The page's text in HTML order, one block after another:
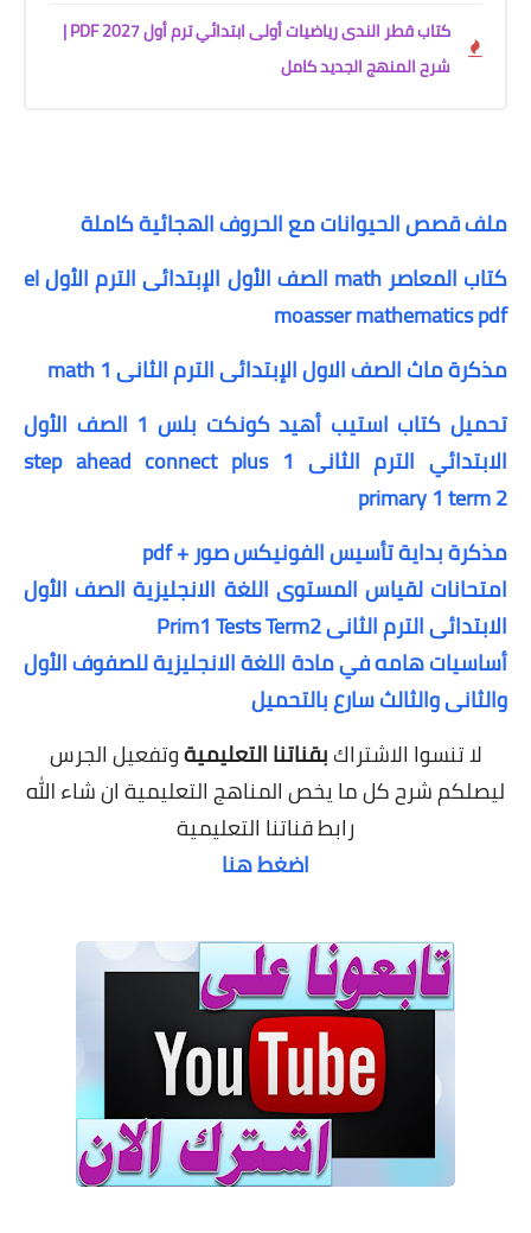
كتاب قطر الندى رياضيات أولى ابتدائي ترم أول 2027 PDF |
شرح المنهج الجديد كامل
ملف قصص الحيوانات مع الحروف الهجائية كاملة
كتاب المعاصر math الصف الأول الإبتدائى الترم الأول el
moasser mathematics pdf
مذكرة ماث الصف الاول الإبتدائى الترم الثانى math 1
تحميل كتاب استيب أهيد كونكت بلس 1 الصف الأول
الابتدائي الترم الثانى step ahead connect plus 1
primary 1 term 2
مذكرة بداية تأسيس الفونيكس صور + pdf
امتحانات لقياس المستوى اللغة الانجليزية الصف الأول
الابتدائى الترم الثانى Prim1 Tests Term2
أساسيات هامه في مادة اللغة الانجليزية للصفوف الأول
والثانى والثالث سارع بالتحميل
لا تنسوا الاشتراكبقناتنا التعليميةوتفعيل الجرس
ليصلكم شرح كل ما يخص المناهج التعليميةان شاء الله
رابط قناتنا التعليمية
اضغط هنا